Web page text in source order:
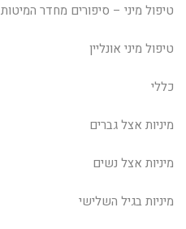
טיפול מיני – סיפורים מחדר המיטות
טיפול מיני אונליין
כללי
מיניות אצל גברים
מיניות אצל נשים
מיניות בגיל השלישי